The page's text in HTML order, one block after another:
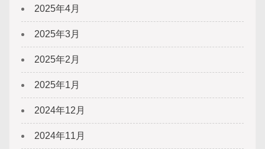
2025年4月
2025年3月
2025年2月
2025年1月
2024年12月
2024年11月